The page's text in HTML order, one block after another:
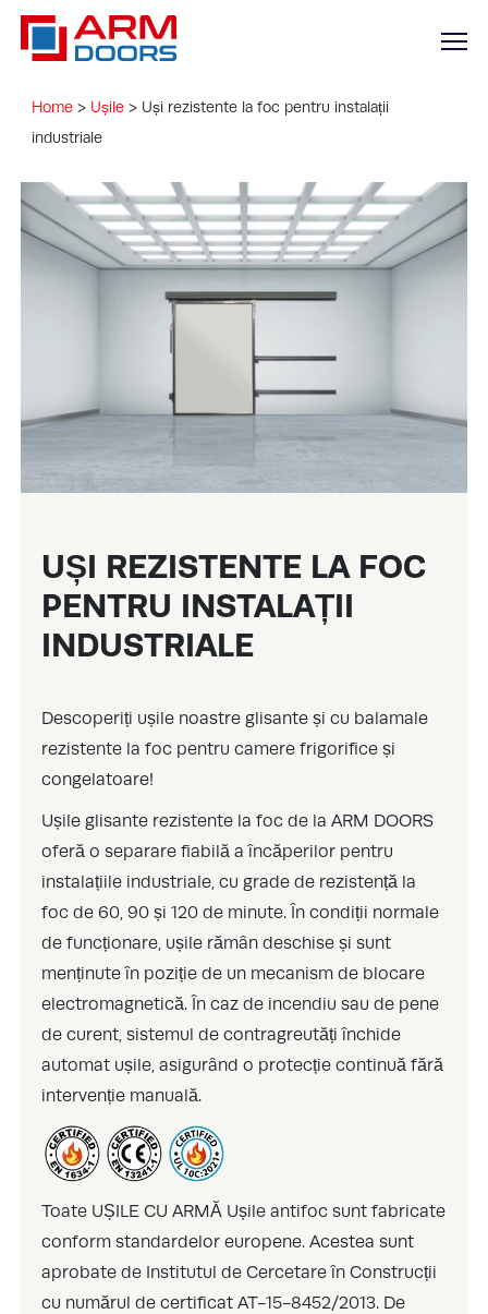
Home > Ușile > Uși rezistente la foc pentru instalații
industriale
UȘI REZISTENTE LA FOC
PENTRU INSTALAȚII
INDUSTRIALE
Descoperiți ușile noastre glisante și cu balamale
rezistente la foc pentru camere frigorifice și
congelatoare!
Ușile glisante rezistente la foc de la ARM DOORS
oferă o separare fiabilă a încăperilor pentru
instalațiile industriale, cu grade de rezistență la
foc de 60, 90 și 120 de minute. În condiții normale
de funcționare, ușile rămân deschise și sunt
menținute în poziție de un mecanism de blocare
electromagnetică. În caz de incendiu sau de pene
de curent, sistemul de contragreutăți închide
automat ușile, asigurând o protecție continuă fără
intervenție manuală.
Toate UȘILE CU ARMĂ Ușile antifoc sunt fabricate
conform standardelor europene. Acestea sunt
aprobate de Institutul de Cercetare în Construcții
cu numărul de certificat AT-15-8452/2013. De